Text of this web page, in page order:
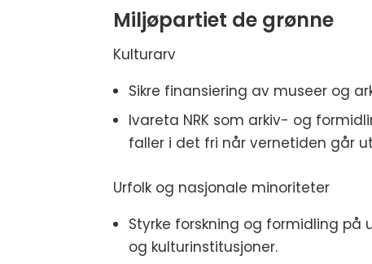
Miljøpartiet de grønne
Kulturarv
Sikre finansiering av museer og
Ivareta NRK som arkiv- og
faller i det fri når vernetiden går
Urfolk og nasjonale minoriteter
Styrke forskning og formidling på
og kulturinstitusjoner.